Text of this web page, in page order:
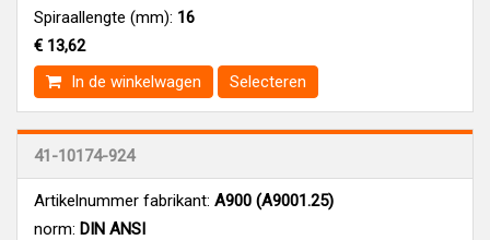
Spiraallengte (mm): 16
€ 13,62
In de winkelwagen
Selecteren
41-10174-924
Artikelnummer fabrikant: A900 (A9001.25)
norm: DIN ANSI